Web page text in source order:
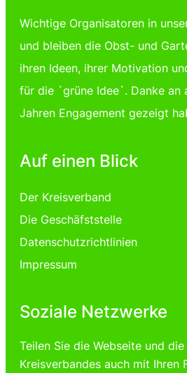
Wichtige Organisatoren in
und bleiben die Obst- und
ihren Ideen, ihrer Motivation
für die `grüne Idee`. Danke an
Jahren Engagement gezeigt
Auf einen Blick
Der Kreisverband
Die Geschäfststelle
Datenschutzrichtlinien
Impressum
Soziale Netzwerke
Teilen Sie die Webseite und
Kreisverbandes auch mit Ihren